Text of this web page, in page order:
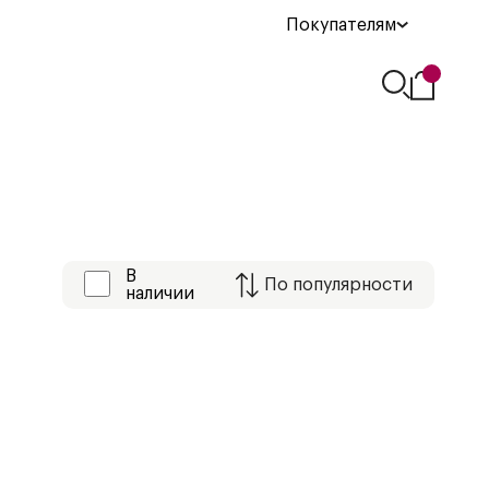
Покупателям
В
наличии
По популярности